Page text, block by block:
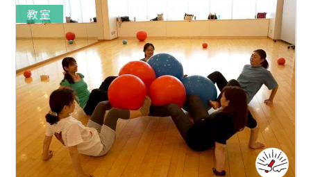
教室